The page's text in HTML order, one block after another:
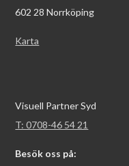
602 28 Norrköping
Karta
Visuell Partner Syd
T: 0708-46 54 21
Besök oss på: